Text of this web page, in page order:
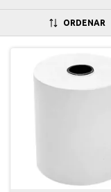
ORDENAR